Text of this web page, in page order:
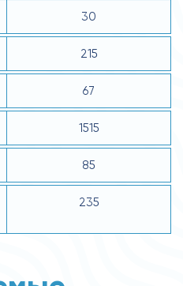
30
215
67
1515
85
235